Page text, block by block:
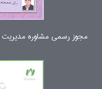
مجوز رسمی مشاوره مدیریت